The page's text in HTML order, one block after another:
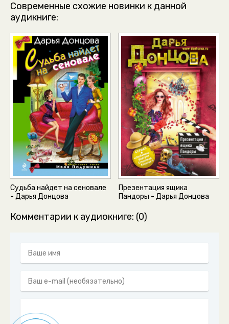
44
45
46
Современные схожие новинки к данной
аудикниге:
Судьба найдет на сеновале
- Дарья Донцова
Презентация ящика
Пандоры - Дарья Донцова
Комментарии к аудиокниге: (0)